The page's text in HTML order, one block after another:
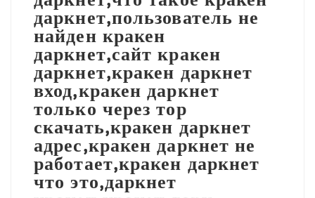
даркнет,пользователь не
найден кракен
даркнет,сайт кракен
даркнет,кракен даркнет
вход,кракен даркнет
только через тор
скачать,кракен даркнет
адрес,кракен даркнет не
работает,кракен даркнет
что это,даркнет